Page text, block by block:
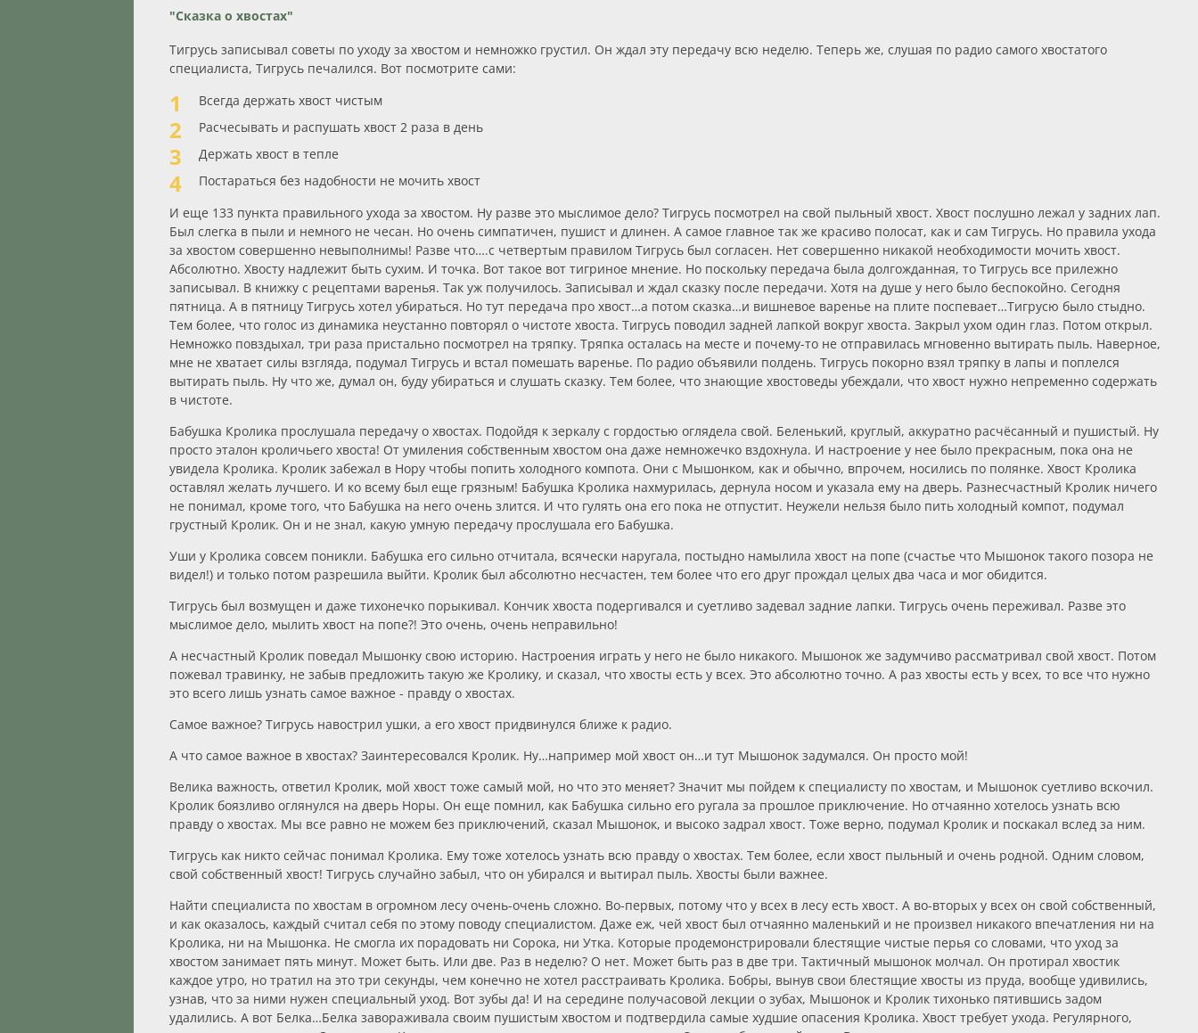
"Сказка о хвостах"
Тигрусь записывал советы по уходу за хвостом и немножко грустил. Он ждал эту передачу всю неделю. Теперь же, слушая по радио самого хвостатого
специалиста, Тигрусь печалился. Вот посмотрите сами:
Всегда держать хвост чистым
Расчесывать и распушать хвост 2 раза в день
Держать хвост в тепле
Постараться без надобности не мочить хвост
И еще 133 пункта правильного ухода за хвостом. Ну разве это мыслимое дело? Тигрусь посмотрел на свой пыльный хвост. Хвост послушно лежал у задних лап.
Был слегка в пыли и немного не чесан. Но очень симпатичен, пушист и длинен. А самое главное так же красиво полосат, как и сам Тигрусь. Но правила ухода
за хвостом совершенно невыполнимы! Разве что….с четвертым правилом Тигрусь был согласен. Нет совершенно никакой необходимости мочить хвост.
Абсолютно. Хвосту надлежит быть сухим. И точка. Вот такое вот тигриное мнение. Но поскольку передача была долгожданная, то Тигрусь все прилежно
записывал. В книжку с рецептами варенья. Так уж получилось. Записывал и ждал сказку после передачи. Хотя на душе у него было беспокойно. Сегодня
пятница. А в пятницу Тигрусь хотел убираться. Но тут передача про хвост…а потом сказка…и вишневое варенье на плите поспевает…Тигрусю было стыдно.
Тем более, что голос из динамика неустанно повторял о чистоте хвоста. Тигрусь поводил задней лапкой вокруг хвоста. Закрыл ухом один глаз. Потом открыл.
Немножко повздыхал, три раза пристально посмотрел на тряпку. Тряпка осталась на месте и почему-то не отправилась мгновенно вытирать пыль. Наверное,
мне не хватает силы взгляда, подумал Тигрусь и встал помешать варенье. По радио объявили полдень. Тигрусь покорно взял тряпку в лапы и поплелся
вытирать пыль. Ну что же, думал он, буду убираться и слушать сказку. Тем более, что знающие хвостоведы убеждали, что хвост нужно непременно содержать
в чистоте.
Бабушка Кролика прослушала передачу о хвостах. Подойдя к зеркалу с гордостью оглядела свой. Беленький, круглый, аккуратно расчёсанный и пушистый. Ну
просто эталон кроличьего хвоста! От умиления собственным хвостом она даже немножечко вздохнула. И настроение у нее было прекрасным, пока она не
увидела Кролика. Кролик забежал в Нору чтобы попить холодного компота. Они с Мышонком, как и обычно, впрочем, носились по полянке. Хвост Кролика
оставлял желать лучшего. И ко всему был еще грязным! Бабушка Кролика нахмурилась, дернула носом и указала ему на дверь. Разнесчастный Кролик ничего
не понимал, кроме того, что Бабушка на него очень злится. И что гулять она его пока не отпустит. Неужели нельзя было пить холодный компот, подумал
грустный Кролик. Он и не знал, какую умную передачу прослушала его Бабушка.
Уши у Кролика совсем поникли. Бабушка его сильно отчитала, всячески наругала, постыдно намылила хвост на попе (счастье что Мышонок такого позора не
видел!) и только потом разрешила выйти. Кролик был абсолютно несчастен, тем более что его друг прождал целых два часа и мог обидится.
Тигрусь был возмущен и даже тихонечко порыкивал. Кончик хвоста подергивался и суетливо задевал задние лапки. Тигрусь очень переживал. Разве это
мыслимое дело, мылить хвост на попе?! Это очень, очень неправильно!
А несчастный Кролик поведал Мышонку свою историю. Настроения играть у него не было никакого. Мышонок же задумчиво рассматривал свой хвост. Потом
пожевал травинку, не забыв предложить такую же Кролику, и сказал, что хвосты есть у всех. Это абсолютно точно. А раз хвосты есть у всех, то все что нужно
это всего лишь узнать самое важное - правду о хвостах.
Самое важное? Тигрусь навострил ушки, а его хвост придвинулся ближе к радио.
А что самое важное в хвостах? Заинтересовался Кролик. Ну…например мой хвост он…и тут Мышонок задумался. Он просто мой!
Велика важность, ответил Кролик, мой хвост тоже самый мой, но что это меняет? Значит мы пойдем к специалисту по хвостам, и Мышонок суетливо вскочил.
Кролик боязливо оглянулся на дверь Норы. Он еще помнил, как Бабушка сильно его ругала за прошлое приключение. Но отчаянно хотелось узнать всю
правду о хвостах. Мы все равно не можем без приключений, сказал Мышонок, и высоко задрал хвост. Тоже верно, подумал Кролик и поскакал вслед за ним.
Тигрусь как никто сейчас понимал Кролика. Ему тоже хотелось узнать всю правду о хвостах. Тем более, если хвост пыльный и очень родной. Одним словом,
свой собственный хвост! Тигрусь случайно забыл, что он убирался и вытирал пыль. Хвосты были важнее.
Найти специалиста по хвостам в огромном лесу очень-очень сложно. Во-первых, потому что у всех в лесу есть хвост. А во-вторых у всех он свой собственный,
и как оказалось, каждый считал себя по этому поводу специалистом. Даже еж, чей хвост был отчаянно маленький и не произвел никакого впечатления ни на
Кролика, ни на Мышонка. Не смогла их порадовать ни Сорока, ни Утка. Которые продемонстрировали блестящие чистые перья со словами, что уход за
хвостом занимает пять минут. Может быть. Или две. Раз в неделю? О нет. Может быть раз в две три. Тактичный мышонок молчал. Он протирал хвостик
каждое утро, но тратил на это три секунды, чем конечно не хотел расстраивать Кролика. Бобры, вынув свои блестящие хвосты из пруда, вообще удивились,
узнав, что за ними нужен специальный уход. Вот зубы да! И на середине получасовой лекции о зубах, Мышонок и Кролик тихонько пятившись задом
удалились. А вот Белка…Белка завораживала своим пушистым хвостом и подтвердила самые худшие опасения Кролика. Хвост требует ухода. Регулярного,